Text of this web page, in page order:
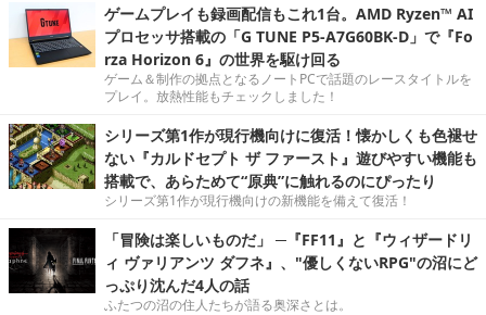
ゲームプレイも録画配信もこれ1台。AMD Ryzen™ AI
プロセッサ搭載の「G TUNE P5-A7G60BK-D」で『Fo
rza Horizon 6』の世界を駆け回る
ゲーム＆制作の拠点となるノートPCで話題のレースタイトルを
プレイ。放熱性能もチェックしました！
シリーズ第1作が現行機向けに復活！懐かしくも色褪せ
ない『カルドセプト ザ ファースト』遊びやすい機能も
搭載で、あらためて“原典”に触れるのにぴったり
シリーズ第1作が現行機向けの新機能を備えて復活！
「冒険は楽しいものだ」 ─『FF11』と『ウィザードリ
ィ ヴァリアンツ ダフネ』、"優しくないRPG"の沼にど
っぷり沈んだ4人の話
ふたつの沼の住人たちが語る奥深さとは。